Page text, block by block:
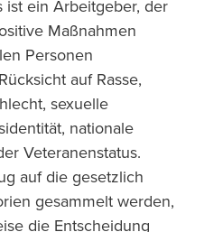
ist ein Arbeitgeber, der
Maßnahmen
Personen
auf Rasse,
sexuelle
nationale
Veteranenstatus.
auf die gesetzlich
gesammelt werden,
die Entscheidung